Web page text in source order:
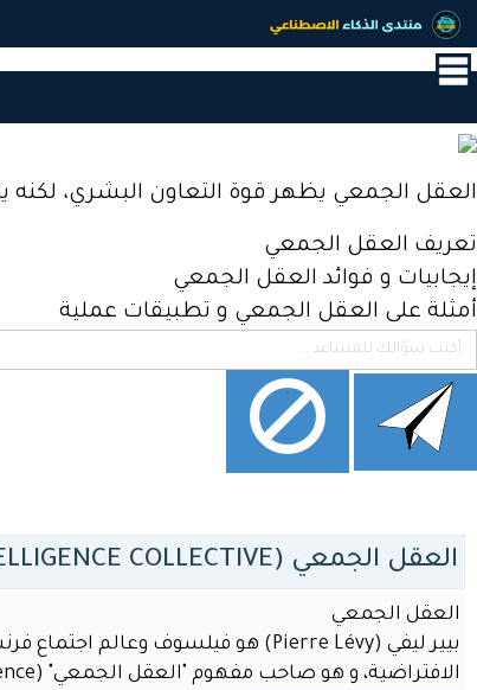
القائمة
الرئيسية
آخر
الأخبار
المستجدات
جيش
المساعدين
اﻷذكياء
مشاريع
أعضاء
المنتدى
أدوات
للمدربين
أدوات
الذكاء
الاصطناعي
لريادة
الأعمال
العقل الجمعي يظهر قوة التعاون البشري، لكنه
تعريف العقل الجمعي
إيجابيات و فوائد العقل الجمعي
أمثلة على العقل الجمعي و تطبيقات عملية
العقل الجمعي (INTELLIGENCE COLLECTIVE)
العقل الجمعي
بيير ليفي (Pierre Lévy) هو فيلسوف وعالم اجتماع فرنسي ولد في تونس عام 1956، اشتهر بأبحاثه حول تأثير الإنترنت والمجتمعات
الافتراضية، و هو صاحب مفهوم "العقل الجمعي" (Collective Intelligence)